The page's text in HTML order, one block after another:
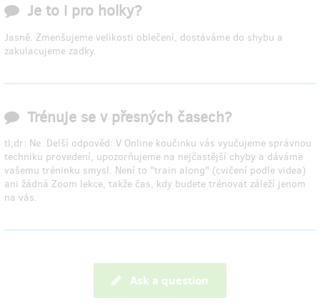
Je to i pro holky?
Jasně. Zmenšujeme velikosti oblečení, dostáváme do shybu a
zakulacujeme zadky.
Trénuje se v přesných časech?
tl;dr: Ne. Delší odpověd: V Online koučinku vás vyučujeme správnou
techniku provedení, upozorňujeme na nejčastější chyby a dáváme
vašemu tréninku smysl. Není to "train along" (cvičení podle videa)
ani žádná Zoom lekce, takže čas, kdy budete trénovat záleží jenom
na vás.
Ask a question